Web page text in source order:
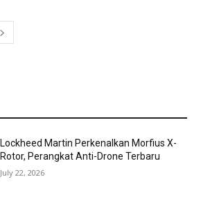
Lockheed Martin Perkenalkan Morfius X-
Rotor, Perangkat Anti-Drone Terbaru
July 22, 2026